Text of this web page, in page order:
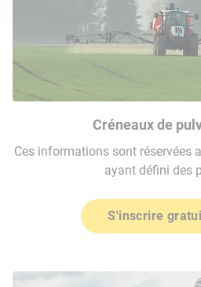
Créneaux de
Ces informations sont réservées
ayant défini des
S'inscrire